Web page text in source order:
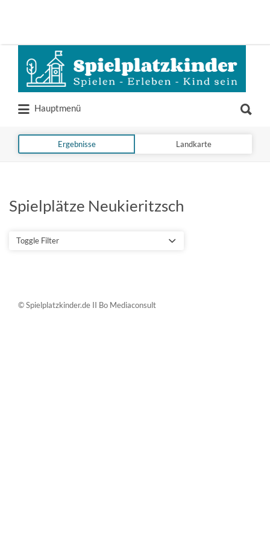
Suchen
nach:
Hauptmenü
nach:
Ergebnisse Landkarte
Spielplätze Neukieritzsch
Toggle Filter
© Spielplatzkinder.de II Bo Mediaconsult